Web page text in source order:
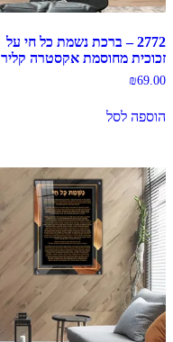
2772 – ברכת נשמת כל חי על
זכוכית מחוסמת אקסטרה קליר
₪69.00
הוספה לסל